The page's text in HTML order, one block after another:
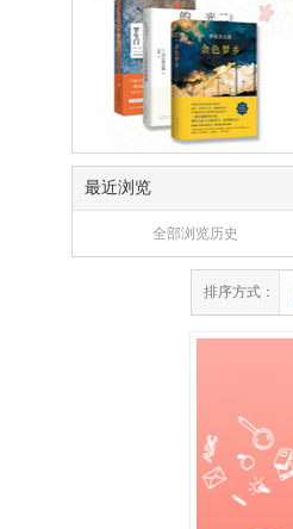
最近浏览
全部浏览历史
排序方式：